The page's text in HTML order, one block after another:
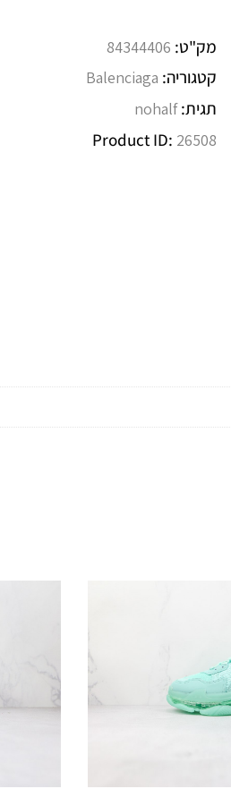
מק"ט: 84344406
קטגוריה: Balenciaga
תגית:nohalf
Product ID: 26508